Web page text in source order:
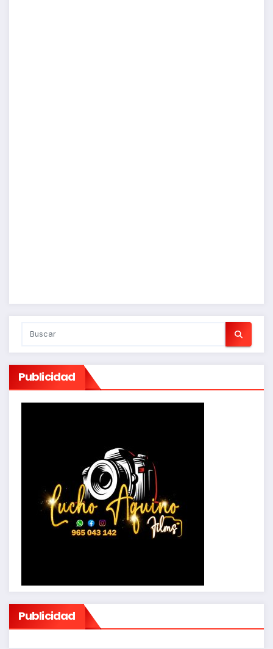
Publicidad
Publicidad